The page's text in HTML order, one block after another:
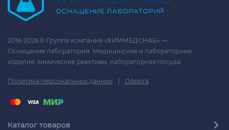
2016-2026 © Группа компаний «ХИММЕДСНАБ» —
Оснащение лабораторий. Медицинские и лабораторные
изделия, химические реактивы, лабораторная посуда.
Политика персональных данных | Оферта
Каталог товаров